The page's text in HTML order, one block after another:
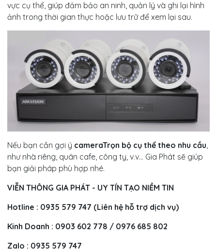
vực cụ thể, giúp đảm bảo an ninh, quản lý và ghi lại hình
ảnh trong thời gian thực hoặc lưu trữ để xem lại sau.
Nếu bạn cần gợi ý cameraTrọn bộ cụ thể theo nhu cầu,
như nhà riêng, quán cafe, công ty, v.v... Gia Phát sẽ giúp
bạn giải pháp phù hợp nhé.
VIỄN THÔNG GIA PHÁT - UY TÍN TẠO NIỀM TIN
Hotline : 0935 579 747 (Liên hệ hỗ trợ dịch vụ)
Kinh Doanh : 0903 602 778 / 0976 685 802
Zalo : 0935 579 747